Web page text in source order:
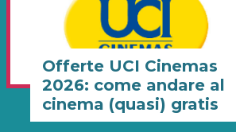
Offerte UCI Cinemas
2026: come andare al
cinema (quasi) gratis